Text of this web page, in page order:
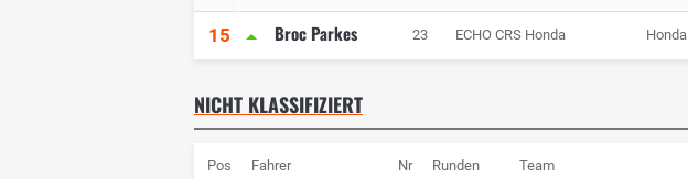
15 Broc Parkes 23 ECHO CRS Honda Honda
NICHT KLASSIFIZIERT
Pos Fahrer Nr Runden Team